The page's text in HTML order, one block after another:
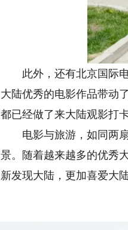
此外，还有北京国际电
大陆优秀的电影作品带动
都已经做了来大陆观影打
电影与旅游，如同两扇
景。随着越来越多的优秀
新发现大陆，更加喜爱大陆